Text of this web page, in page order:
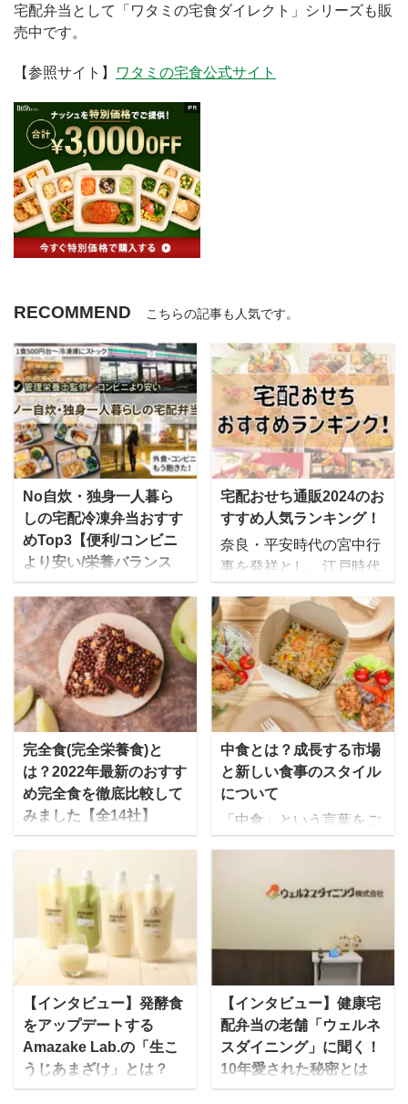
宅配弁当として「ワタミの宅食ダイレクト」シリーズも販
売中です。
【参照サイト】 ワタミの宅食公式サイト
RECOMMEND こちらの記事も人気です。
No自炊・独身一人暮ら
しの宅配冷凍弁当おすす
めTop3【便利/コンビニ
より安い/栄養バランス
◎】
[toc] 独身一人暮らし。仕
事が終われば後は自分の
時間ですが・・・ 「あ～
あ、今日も帰りはこんな
時間」 「いつまでもこん
な食生活でいいのか
な・・・」 「健康診断の
数値も年々悪くなってい
ってるような・・・」
「でも自炊するの面倒く
さっさとお風呂入ってネ
ット見て寝たい」 そんな
方には冷凍庫にストック
できる宅配弁当・宅食
（食事宅配）をおすすめ
します！ 独身一人暮らし
向け 宅配冷凍弁当選びの
ポイント 宅配便で届いて
冷凍庫にストックできる
電子レンジ解凍5～6分で
食べられる 開けやすいパ
ッ ...
宅配おせち通販2024のお
すすめ人気ランキング！
奈良・平安時代の宮中行
事を発祥とし、江戸時代
たとされる「おせち」。
時代を経た今でも、お正
月には欠かせないものと
なっていますよね。 昔は
手作りの生おせちが主流
でしたが、最近ではイン
ターネットで簡単に注文
でき、外出することなく
自宅で受け取れるという
ています。 ゆいこ冷凍の
庫で自然解凍するだけで
で、年末年始を家でゆっ
くりと過ごしたい方にお
すすめです！ また、時代
の変化に伴っておせちの
種類も多様化しており、
...
完全食(完全栄養食)と
は？2022年最新のおすす
め完全食を徹底比較して
みました【全14社】
模が成長し続けています
が、その中でも新しい市
場として注目を浴びてい
る中のひとつが「完全食
(完全栄養食)」というジ
ャンルです。 まだまだ日
本においては、どんなも
のなのか・どんな種類が
あるのかといった内容だ
中食とは？成長する市場
と新しい食事のスタイル
について
「中食」という言葉をご
たこともありますが、
いう方が多いのではない
かと思います。 「外食」
や「内食」とは異なるま
ったく新しい食事形態と
して、2000年代初頭から
話題にのぼりはじめた
【インタビュー】発酵食
をアップデートする
Amazake Lab.の「生こ
うじあまざけ」とは？
【インタビュー】健康宅
配弁当の老舗「ウェルネ
スダイニング」に聞く！
10年愛された秘密とは